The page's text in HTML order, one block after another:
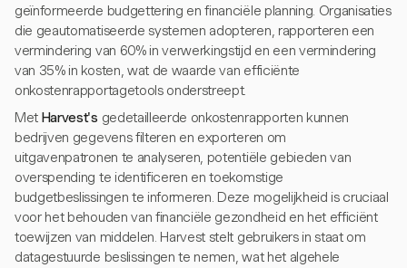
geïnformeerde budgettering en financiële planning. Organisaties
die geautomatiseerde systemen adopteren, rapporteren een
vermindering van 60% in verwerkingstijd en een vermindering
van 35% in kosten, wat de waarde van efficiënte
onkostenrapportagetools onderstreept.
Met Harvest's gedetailleerde onkostenrapporten kunnen
bedrijven gegevens filteren en exporteren om
uitgavenpatronen te analyseren, potentiële gebieden van
overspending te identificeren en toekomstige
budgetbeslissingen te informeren. Deze mogelijkheid is cruciaal
voor het behouden van financiële gezondheid en het efficiënt
toewijzen van middelen. Harvest stelt gebruikers in staat om
datagestuurde beslissingen te nemen, wat het algehele